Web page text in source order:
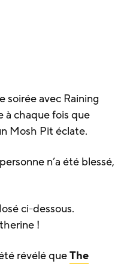
soirée avec Raining
à chaque fois que
Mosh Pit éclate.
n’a été blessé,
ci-dessous.
!
révélé queThe